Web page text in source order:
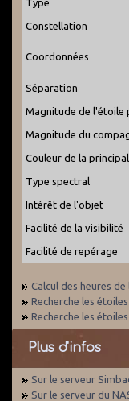
Type
Constellation
Coordonnées
Séparation
Magnitude de l'étoile
Magnitude du
Couleur de la
Type spectral
Intérêt de l'objet
Facilité de la visibilité
Facilité de repérage
Calcul des heures
Recherche les
Recherche les
Plus d'infos
Sur le serveur
Sur le serveur du